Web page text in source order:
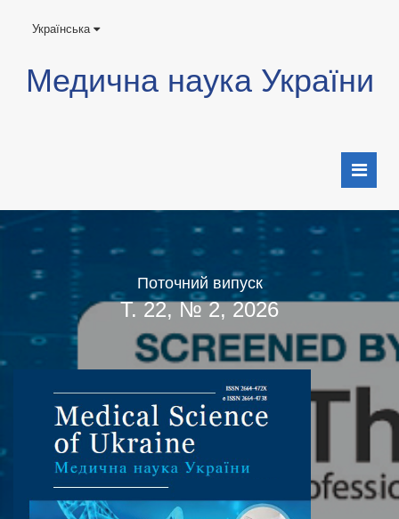
Українська
Медична наука України
Поточний випуск
Т. 22, № 2, 2026